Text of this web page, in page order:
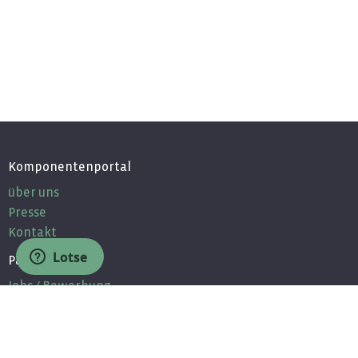
Komponentenportal
über uns
Presse
Kontakt
Partner
Jobs / Bewerbung
Lotse